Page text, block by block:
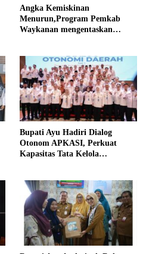
Angka Kemiskinan
Menurun,Program Pemkab
Waykanan mengentaskan
Bupati Ayu Hadiri Dialog
Otonom APKASI, Perkuat
Kapasitas Tata Kelola